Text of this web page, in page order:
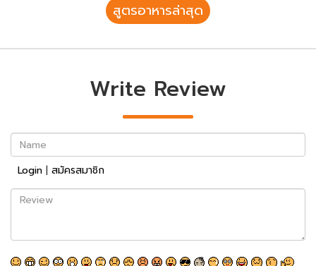
สูตรอาหารล่าสุด
Write Review
Name
Login | สมัครสมาชิก
Review